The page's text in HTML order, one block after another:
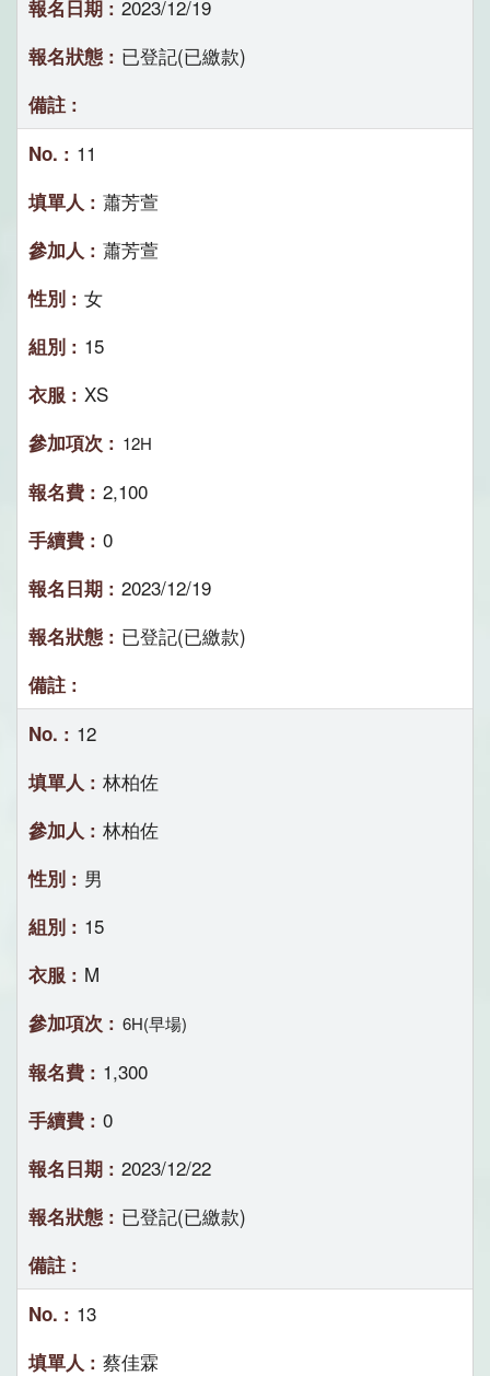
2023/12/19
已登記(已繳款)
11
蕭芳萱
蕭芳萱
女
15
XS
12H
2,100
0
2023/12/19
已登記(已繳款)
12
林柏佐
林柏佐
男
15
M
6H(早場)
1,300
0
2023/12/22
已登記(已繳款)
13
蔡佳霖